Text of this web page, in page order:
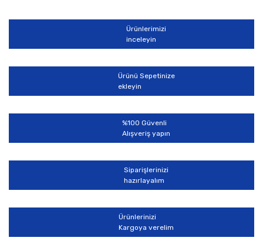
Ürünlerimizi
inceleyin
Ürünü Sepetinize
ekleyin
%100 Güvenli
Alışveriş yapın
Siparişlerinizi
hazırlayalım
Ürünlerinizi
Kargoya verelim